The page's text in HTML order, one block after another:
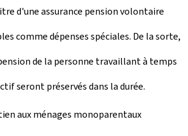
d'une assurance pension volontaire
comme dépenses spéciales. De la sorte,
de la personne travaillant à temps
seront préservés dans la durée.
aux ménages monoparentaux